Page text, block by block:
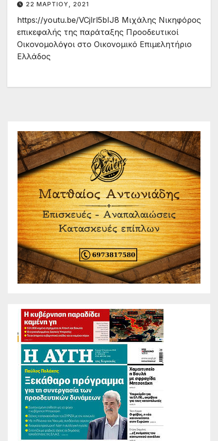
22 ΜΑΡΤΊΟΥ, 2021
https://youtu.be/VCjlrl5bIJ8 Μιχάλης Νικηφόρος
επικεφαλής της παράταξης Προοδευτικοί
Οικονομολόγοι στο Οικονομικό Επιμελητήριο
Ελλάδος